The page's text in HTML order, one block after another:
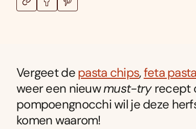
Vergeet depasta chips,feta pasta
weer een nieuwmust-tryrecept
pompoengnocchi wil je deze
komen waarom!